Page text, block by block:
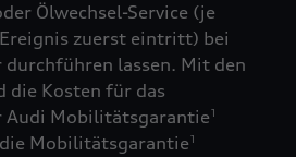
Ölwechsel-Service (je
zuerst eintritt) bei
lassen. Mit den
die Kosten für das
Audi Mobilitätsgarantie1
Mobilitätsgarantie1